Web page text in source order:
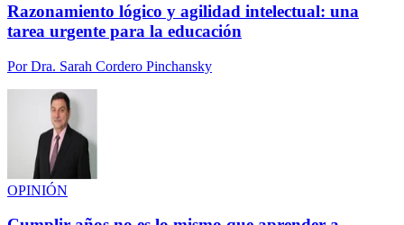
Razonamiento lógico y agilidad intelectual: una
tarea urgente para la educación
PorDra. Sarah Cordero Pinchansky
OPINIÓN